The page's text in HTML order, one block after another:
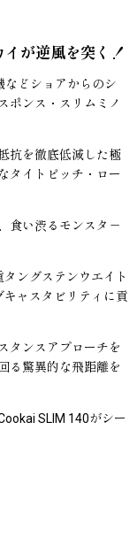
が逆風を突く！
などショアからのシ
ポンス・スリムミノ
抗を徹底低減した極
タイトピッチ・ロー
食い渋るモンスタ－
ングステンウエイト
ャスタビリティに貢
タンスアプローチを
る驚異的な飛距離を
SLIM 140がシー